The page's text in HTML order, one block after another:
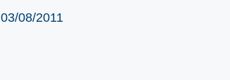
03/08/2011